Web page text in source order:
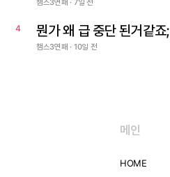
챔스3연패 · 7일 전
4 뭔가 왜 급 중단 된거같죠;
챔스3연패 · 10일 전
메인
HOME